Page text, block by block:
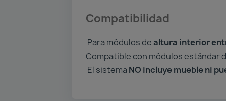
Compatibilidad
Para módulos dealtura interior
Compatible con módulos estándar
El sistemaNO incluye mueble ni